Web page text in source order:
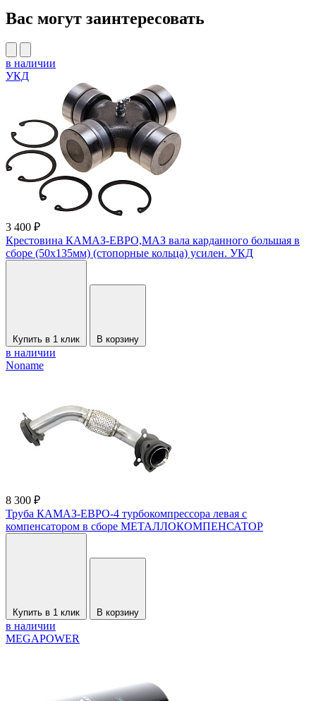
Вас могут заинтересовать
в наличии
УКД
3 400 ₽
Крестовина КАМАЗ-ЕВРО,МАЗ вала карданного большая в
сборе (50х135мм) (стопорные кольца) усилен. УКД
Купить в 1 клик В корзину
в наличии
Noname
8 300 ₽
Труба КАМАЗ-ЕВРО-4 турбокомпрессора левая с
компенсатором в сборе МЕТАЛЛОКОМПЕНСАТОР
Купить в 1 клик В корзину
в наличии
MEGAPOWER